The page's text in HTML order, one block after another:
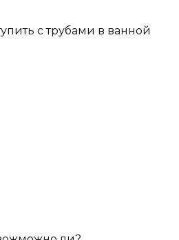
с трубами в ванной